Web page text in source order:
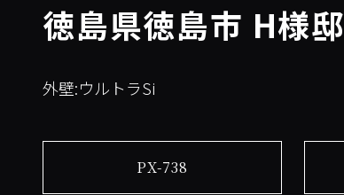
徳島県徳島市 H様邸
外壁:ウルトラSi
PX-738